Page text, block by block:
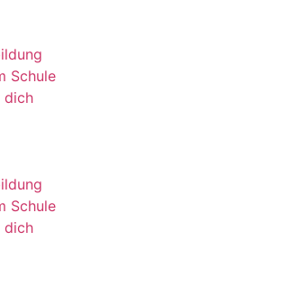
Schule
dich
Schule
dich